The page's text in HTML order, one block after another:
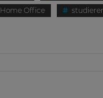
Home Office